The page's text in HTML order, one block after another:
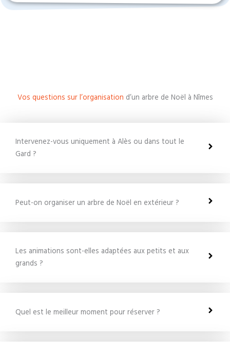
Vos questions sur l’organisation d’un arbre de Noël à Nîmes
Intervenez-vous uniquement à Alès ou dans tout le
Gard ?
Peut-on organiser un arbre de Noël en extérieur ?
Les animations sont-elles adaptées aux petits et aux
grands ?
Quel est le meilleur moment pour réserver ?